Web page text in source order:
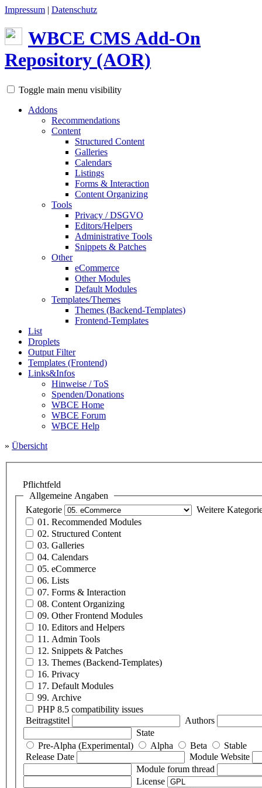
Impressum | Datenschutz
WBCE CMSAdd-On
Repository (AOR)
Toggle main menu visibility
Addons
Recommendations
Content
Structured Content
Galleries
Calendars
Listings
Forms & Interaction
Content Organizing
Tools
Privacy / DSGVO
Editors/Helpers
Administrative Tools
Snippets & Patches
Other
eCommerce
Other Modules
Default Modules
Templates/Themes
Themes (Backend-Templates)
Frontend-Templates
List
Droplets
Output Filter
Templates (Frontend)
Links&Infos
Hinweise / ToS
Spenden/Donations
WBCE Home
WBCE Forum
WBCE Help
» Übersicht
Pflichtfeld
Allgemeine Angaben
Kategorie
Weitere
01. Recommended Modules
02. Structured Content
03. Galleries
04. Calendars
05. eCommerce
06. Lists
07. Forms & Interaction
08. Content Organizing
09. Other Frontend Modules
10. Editors and Helpers
11. Admin Tools
12. Snippets & Patches
13. Themes (Backend-Templates)
16. Privacy
17. Default Modules
99. Archive
PHP 8.5 compatibility issues
Beitragstitel
Authors
State
Pre-Alpha (Experimental)
Alpha Beta
Stable
Release Date
Module Website
Module forum thread
License